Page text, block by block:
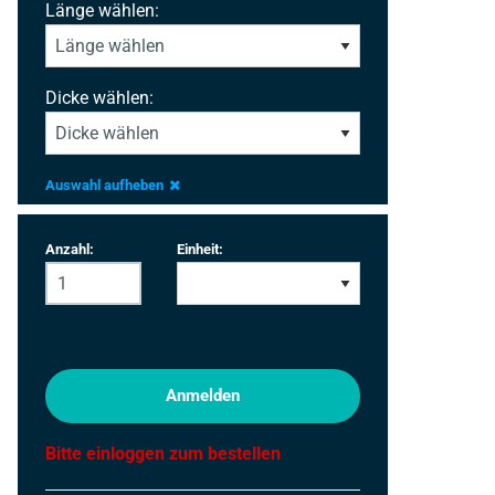
Länge wählen:
Dicke wählen:
Auswahl aufheben
Anzahl: Einheit:
Anmelden
Bitte einloggen zum bestellen